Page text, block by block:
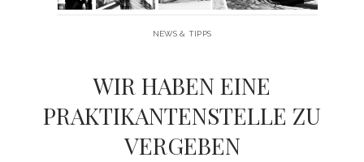
NEWS & TIPPS
WIR HABEN EINE
PRAKTIKANTENSTELLE ZU
VERGEBEN